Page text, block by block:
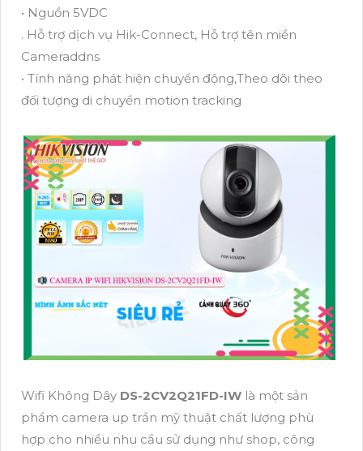
• Nguồn 5VDC
. Hỗ trợ dịch vụ Hik-Connect, Hỗ trợ tên miền
Cameraddns
• Tính năng phát hiện chuyển động,Theo dõi theo
đối tượng di chuyển motion tracking
Wifi Không Dây DS-2CV2Q21FD-IW là một sản
phẩm camera up trần mỹ thuật chất lượng phù
hợp cho nhiều nhu cầu sử dụng như shop, công